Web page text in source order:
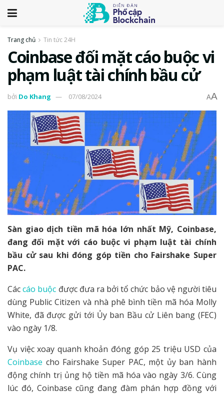
Trang chủ Tin tức 24H
Coinbase đối mặt cáo buộc vi
phạm luật tài chính bầu cử
bởi Do Khang 07/08/2024 AA
Sàn giao dịch tiền mã hóa lớn nhất Mỹ, Coinbase,
đang đối mặt với cáo buộc vi phạm luật tài chính
bầu cử sau khi đóng góp tiền cho Fairshake Super
PAC.
Cáccáo buộc được đưa ra bởi tổ chức bảo vệ người tiêu
dùng Public Citizen và nhà phê bình tiền mã hóa Molly
White, đã được gửi tới Ủy ban Bầu cử Liên bang (FEC)
vào ngày 1/8.
Vụ việc xoay quanh khoản đóng góp 25 triệu USD của
Coinbase cho Fairshake Super PAC, một ủy ban hành
động chính trị ủng hộ tiền mã hóa vào ngày 3/6. Cùng
lúc đó, Coinbase cũng đang đàm phán hợp đồng với